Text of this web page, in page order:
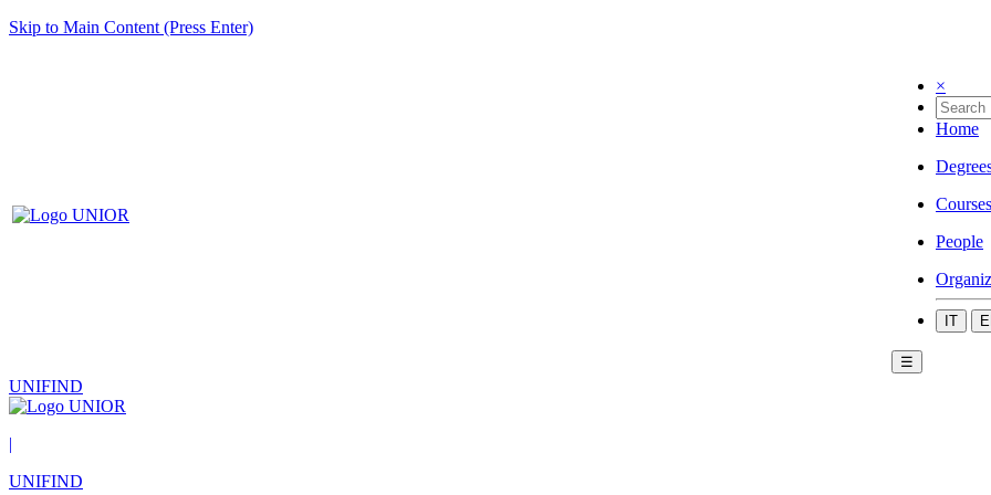
Skip to Main Content (Press Enter)
×
Home
Courses
People
IT
☰
UNIFIND
|
UNIFIND